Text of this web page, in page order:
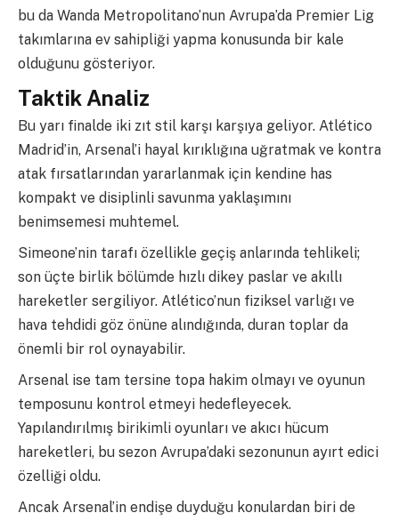
bu da Wanda Metropolitano’nun Avrupa’da Premier Lig
takımlarına ev sahipliği yapma konusunda bir kale
olduğunu gösteriyor.
Taktik Analiz
Bu yarı finalde iki zıt stil karşı karşıya geliyor. Atlético
Madrid’in, Arsenal’i hayal kırıklığına uğratmak ve kontra
atak fırsatlarından yararlanmak için kendine has
kompakt ve disiplinli savunma yaklaşımını
benimsemesi muhtemel.
Simeone’nin tarafı özellikle geçiş anlarında tehlikeli;
son üçte birlik bölümde hızlı dikey paslar ve akıllı
hareketler sergiliyor. Atlético’nun fiziksel varlığı ve
hava tehdidi göz önüne alındığında, duran toplar da
önemli bir rol oynayabilir.
Arsenal ise tam tersine topa hakim olmayı ve oyunun
temposunu kontrol etmeyi hedefleyecek.
Yapılandırılmış birikimli oyunları ve akıcı hücum
hareketleri, bu sezon Avrupa’daki sezonunun ayırt edici
özelliği oldu.
Ancak Arsenal’in endişe duyduğu konulardan biri de